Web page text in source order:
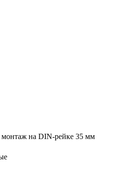
монтаж на DIN-рейке 35 мм